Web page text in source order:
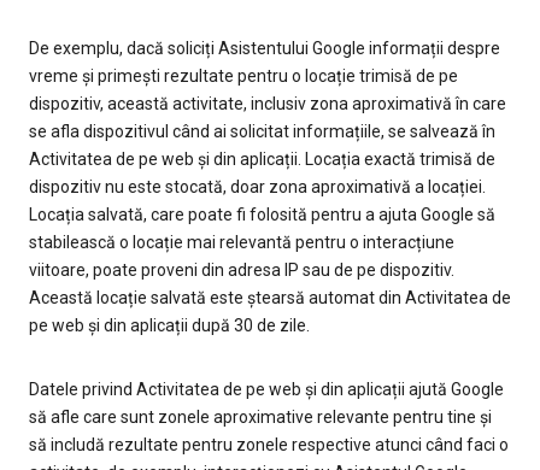
De exemplu, dacă soliciți Asistentului Google informații despre
vreme și primești rezultate pentru o locație trimisă de pe
dispozitiv, această activitate, inclusiv zona aproximativă în care
se afla dispozitivul când ai solicitat informațiile, se salvează în
Activitatea de pe web și din aplicații. Locația exactă trimisă de
dispozitiv nu este stocată, doar zona aproximativă a locației.
Locația salvată, care poate fi folosită pentru a ajuta Google să
stabilească o locație mai relevantă pentru o interacțiune
viitoare, poate proveni din adresa IP sau de pe dispozitiv.
Această locație salvată este ștearsă automat din Activitatea de
pe web și din aplicații după 30 de zile.
Datele privind Activitatea de pe web și din aplicații ajută Google
să afle care sunt zonele aproximative relevante pentru tine și
să includă rezultate pentru zonele respective atunci când faci o